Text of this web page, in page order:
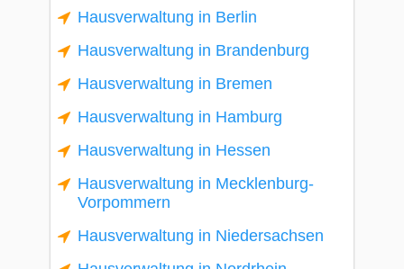
Hausverwaltung in Berlin
Hausverwaltung in Brandenburg
Hausverwaltung in Bremen
Hausverwaltung in Hamburg
Hausverwaltung in Hessen
Hausverwaltung in Mecklenburg-
Vorpommern
Hausverwaltung in Niedersachsen